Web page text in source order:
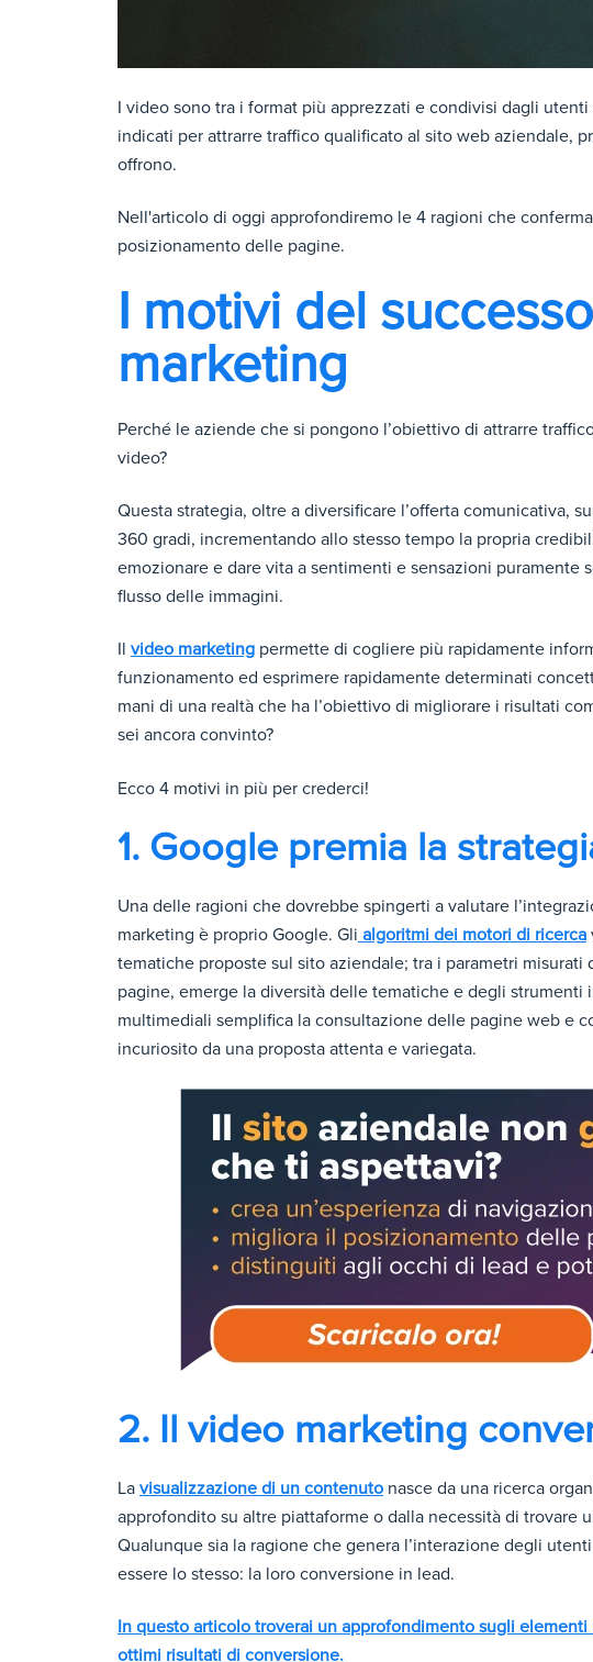
I video sono tra i format più apprezzati e condivisi dagli
indicati per attrarre traffico qualificato al sito web aziendale,
offrono.
Nell'articolo di oggi approfondiremo le 4 ragioni che
posizionamento delle pagine.
I motivi del
marketing
Perché le aziende che si pongono l’obiettivo di attrarre
video?
Questa strategia, oltre a diversificare l’offerta comunicativa,
360 gradi, incrementando allo stesso tempo la propria
emozionare e dare vita a sentimenti e sensazioni puramente
flusso delle immagini.
Il video marketing permette di cogliere più rapidamente
funzionamento ed esprimere rapidamente determinati
mani di una realtà che ha l’obiettivo di migliorare i risultati
sei ancora convinto?
Ecco 4 motivi in più per crederci!
1. Google premia la
Una delle ragioni che dovrebbe spingerti a valutare
marketing è proprio Google. Gli algoritmi dei motori di ricerca
tematiche proposte sul sito aziendale; tra i parametri
pagine, emerge la diversità delle tematiche e degli
multimediali semplifica la consultazione delle pagine web e
incuriosito da una proposta attenta e variegata.
2. Il video marketing
La visualizzazione di un contenuto nasce da una ricerca
approfondito su altre piattaforme o dalla necessità di trovare
Qualunque sia la ragione che genera l’interazione degli
essere lo stesso: la loro conversione in lead.
In questo articolo troverai un approfondimento sugli
ottimi risultati di conversione.